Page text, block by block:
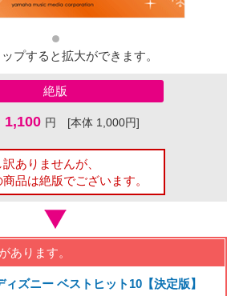
プすると拡大ができます。
絶版
1,100 円 [本体 1,000円]
ありませんが、
品は絶版でございます。
あります。
ィズニー ベストヒット10【決定版】